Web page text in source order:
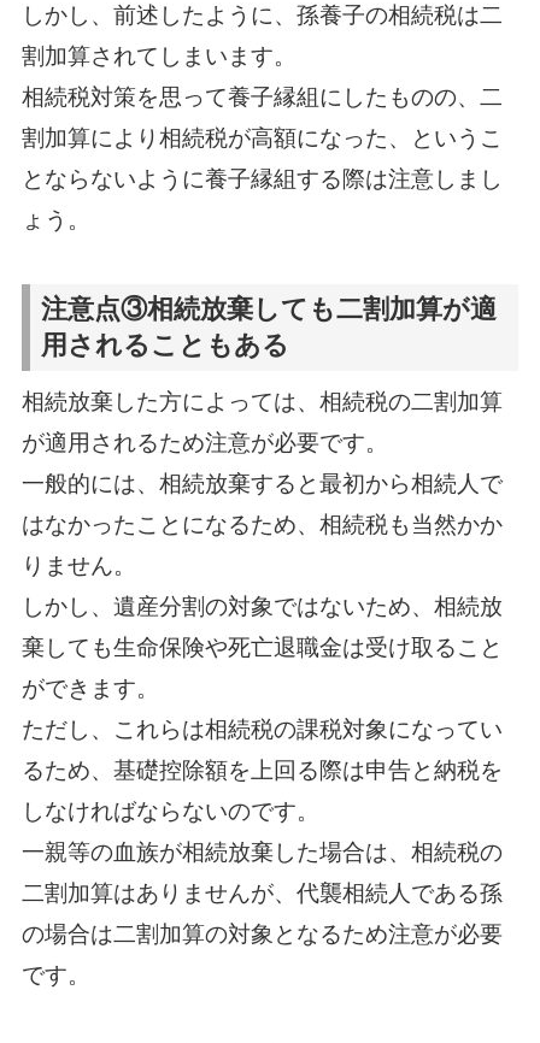
しかし、前述したように、孫養子の相続税は二
割加算されてしまいます。
相続税対策を思って養子縁組にしたものの、二
割加算により相続税が高額になった、というこ
とならないように養子縁組する際は注意しまし
ょう。
注意点③相続放棄しても二割加算が適
用されることもある
相続放棄した方によっては、相続税の二割加算
が適用されるため注意が必要です。
一般的には、相続放棄すると最初から相続人で
はなかったことになるため、相続税も当然かか
りません。
しかし、遺産分割の対象ではないため、相続放
棄しても生命保険や死亡退職金は受け取ること
ができます。
ただし、これらは相続税の課税対象になってい
るため、基礎控除額を上回る際は申告と納税を
しなければならないのです。
一親等の血族が相続放棄した場合は、相続税の
二割加算はありませんが、代襲相続人である孫
の場合は二割加算の対象となるため注意が必要
です。